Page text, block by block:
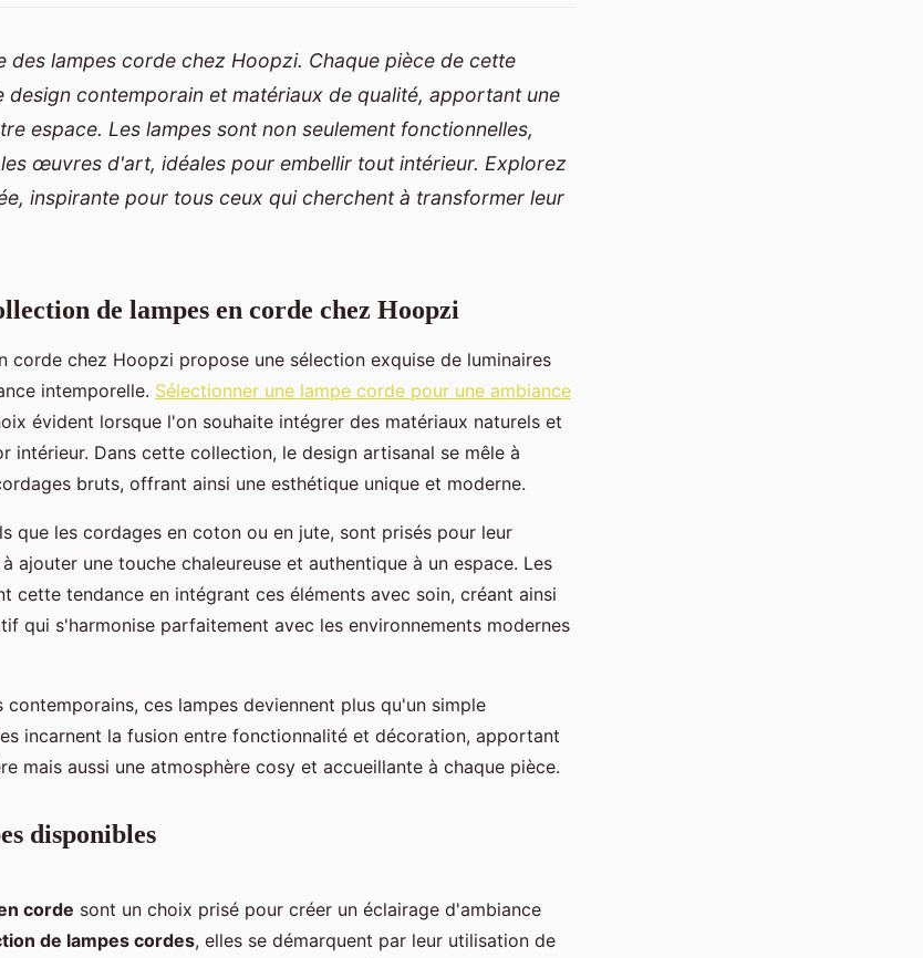
des lampes corde chez Hoopzi. Chaque pièce de cette
design contemporain et matériaux de qualité, apportant une
espace. Les lampes sont non seulement fonctionnelles,
œuvres d'art, idéales pour embellir tout intérieur. Explorez
inspirante pour tous ceux qui cherchent à transformer leur
de lampes en corde chez Hoopzi
corde chez Hoopzi propose une sélection exquise de luminaires
intemporelle. Sélectionner une lampe corde pour une ambiance
évident lorsque l'on souhaite intégrer des matériaux naturels et
intérieur. Dans cette collection, le design artisanal se mêle à
bruts, offrant ainsi une esthétique unique et moderne.
que les cordages en coton ou en jute, sont prisés pour leur
ajouter une touche chaleureuse et authentique à un espace. Les
cette tendance en intégrant ces éléments avec soin, créant ainsi
qui s'harmonise parfaitement avec les environnements modernes
contemporains, ces lampes deviennent plus qu'un simple
incarnent la fusion entre fonctionnalité et décoration, apportant
mais aussi une atmosphère cosy et accueillante à chaque pièce.
disponibles
corde sont un choix prisé pour créer un éclairage d'ambiance
de lampes cordes, elles se démarquent par leur utilisation de